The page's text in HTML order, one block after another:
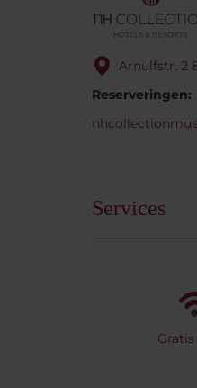
Arnulfstr. 2
Reserveringen:
Services